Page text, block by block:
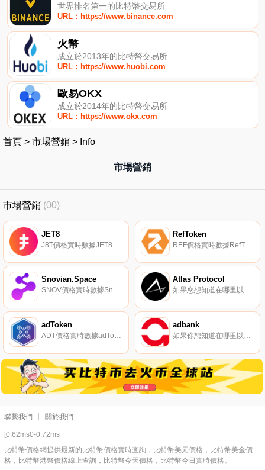
世界排名第一的比特幣交易所
URL：https://www.binance.com
火幣
成立於2013年的比特幣交易所
URL：https://www.huobi.com
歐易OKX
成立於2014年的比特幣交易所
URL：https://www.okx.com
首頁 > 市場營銷 > Info
市場營銷
市場營銷 (00)
JET8 RefToken
REF價格實時數據RefToken（REF）是一種加密貨幣,在以太坊平臺上運行。RefToken目前的供應量為50000000,流通量為1004999.9994279。最近已知的RefToken價格為0.21207687美元,在過去24小時內上漲了5.17美元.
Snovian.Space
SNOV價格實時數據Snovian.Space（SNOV）是一種加密貨幣,在以太坊平臺上運行。Snovian.Space的電流供應量為363983239,其中363303678正在流通。最近已知的Snovian.Space價格為0.00103815美元,在過去24小時內上漲了5.17美元.
Atlas Protocol
如果您想知道在哪里以當前價格購買Atlas Protocol,目前交易｛ATPnname｝股票的頂級加密貨幣交易所是Gate.io。您可以在我們的加密貨幣交易所頁面上找到其他交易所。Atlas Protocol（ATP）是一種加密貨幣,在BNB信標鏈（BEP2）平臺上運營.
adToken
ADT價格實時數據adToken（ADT）是一種加密貨幣,在以太坊平臺上運行。adToken目前的供應量為1000000000,流通量為904000000。最近已知的adToken價格為0.00024245美元,在過去24小時內上漲了0.04美元.
adbank
如果你想知道在哪里以當前價格購買adbank,目前交易{adbank]股票的頂級加密貨幣交易所是KuCoin。您可以在我們的加密貨幣交易所頁面上找到其他列表。adbank（ADB）是一種加密貨幣,在以太坊平臺上運行.
聯繫我們 關於我們
[0:62ms0-0:72ms
比特幣價格網提供最新的比特幣價格實時査詢，比特幣美元價格，比特幣美金價
格，比特幣港幣價格線上查詢，比特幣今天價格，比特幣今日實時價格。